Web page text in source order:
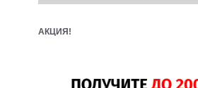
АКЦИЯ!